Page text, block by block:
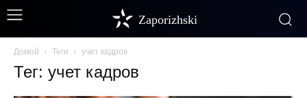
Zaporizhski
Домой Теги учет кадров
Тег: учет кадров